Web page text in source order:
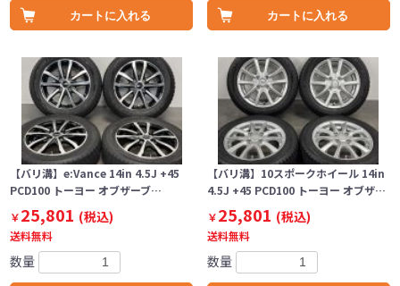
カートに入れる カートに入れる
【バリ溝】e:Vance 14in 4.5J +45
PCD100 トーヨー オブザーブ…
￥25,801 (税込)
送料無料
数量
【バリ溝】10スポークホイール 14in
4.5J +45 PCD100 トーヨー オブザ…
￥25,801 (税込)
送料無料
数量